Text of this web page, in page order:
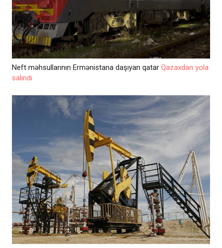
Neft məhsullarının Ermənistana daşıyan qatar Qazaxdan yola
salındı